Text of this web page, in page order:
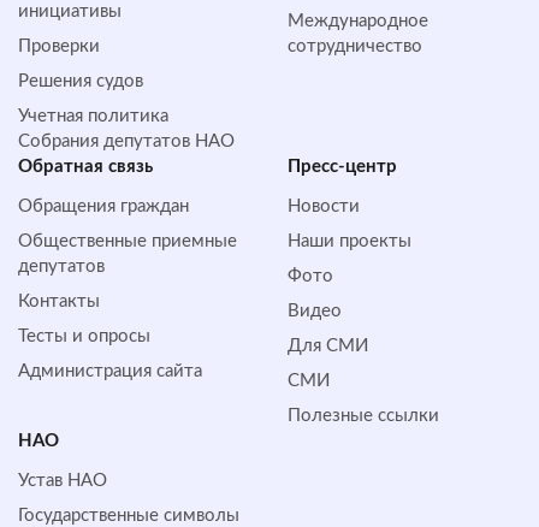
инициативы
Проверки
Решения судов
Учетная политика
Собрания депутатов НАО
Международное
сотрудничество
Обратная cвязь
Обращения граждан
Общественные приемные
депутатов
Контакты
Тесты и опросы
Администрация сайта
Пресс-центр
Новости
Наши проекты
Фото
Видео
Для СМИ
СМИ
Полезные ссылки
НАО
Устав НАО
Государственные символы